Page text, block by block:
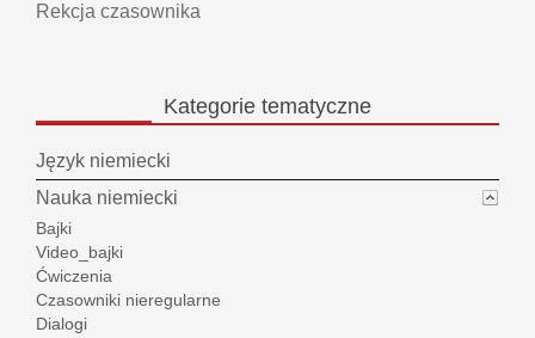
Rekcja czasownika
Kategorie tematyczne
Język niemiecki
Nauka niemiecki
Bajki
Video_bajki
Ćwiczenia
Czasowniki nieregularne
Dialogi